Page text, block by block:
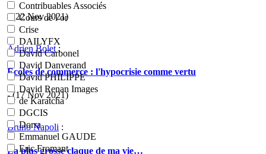
Contribuables Associés
Cours de l or
Crise
DAILYFX
David Carbonel
David Danverand
David PHILIPPE
David Renan Images
de Karatcha
DGCIS
Dorra
Emmanuel GAUDE
Eric Fromant
- (22 Nov 2021)
Adrien Bolet :
Ecoles de commerce : l'hypocrisie comme vertu
- (17 Nov 2021)
Bruno Napoli :
La plus grosse claque de ma vie…